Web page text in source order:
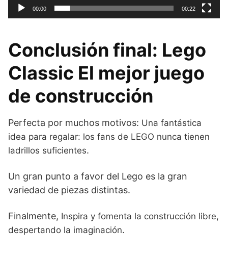
00:00 00:22
Conclusión final: Lego
Classic El mejor juego
de construcción
Perfecta por muchos motivos: Una fantástica
idea para regalar: los fans de LEGO nunca tienen
ladrillos suficientes.
Un gran punto a favor del Lego es la gran
variedad de piezas distintas.
Finalmente, Inspira y fomenta la construcción libre,
despertando la imaginación.